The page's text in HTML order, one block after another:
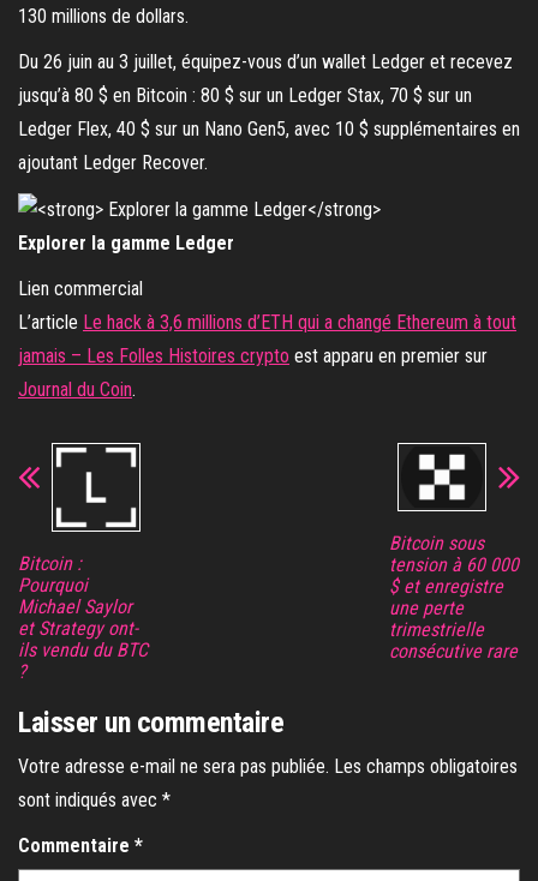
130 millions de dollars.
Du 26 juin au 3 juillet, équipez-vous d’un wallet Ledger et recevez
jusqu’à 80 $ en Bitcoin : 80 $ sur un Ledger Stax, 70 $ sur un
Ledger Flex, 40 $ sur un Nano Gen5, avec 10 $ supplémentaires en
ajoutant Ledger Recover.
Explorer la gamme Ledger
Lien commercial
L’article Le hack à 3,6 millions d’ETH qui a changé Ethereum à tout
jamais – Les Folles Histoires crypto est apparu en premier sur
Journal du Coin.
Bitcoin :
Pourquoi
Michael Saylor
et Strategy ont-
ils vendu du BTC
?
Bitcoin sous
tension à 60 000
$ et enregistre
une perte
trimestrielle
consécutive rare
Laisser un commentaire
Votre adresse e-mail ne sera pas publiée. Les champs obligatoires
sont indiqués avec *
Commentaire *